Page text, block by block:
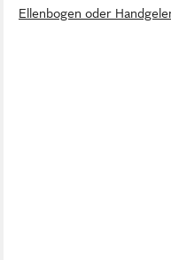
Ellenbogen oder